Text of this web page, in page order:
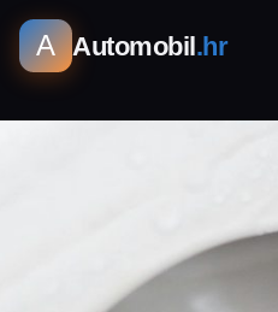
A Automobil.hr